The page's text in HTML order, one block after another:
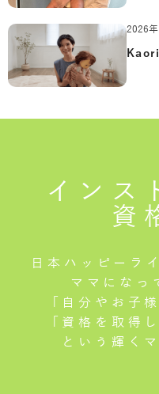
2026
Kaori
インス
資
日本ハッピーラ
ママになっ
「自分やお子
「資格を取得
という輝く